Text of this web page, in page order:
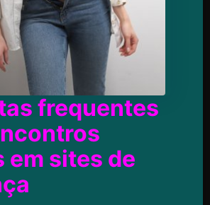
frequentes
em sites de